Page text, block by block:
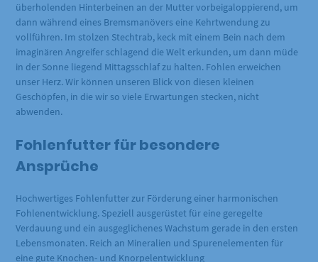
überholenden Hinterbeinen an der Mutter vorbeigaloppierend, um
dann während eines Bremsmanövers eine Kehrtwendung zu
vollführen. Im stolzen Stechtrab, keck mit einem Bein nach dem
imaginären Angreifer schlagend die Welt erkunden, um dann müde
in der Sonne liegend Mittagsschlaf zu halten. Fohlen erweichen
unser Herz. Wir können unseren Blick von diesen kleinen
Geschöpfen, in die wir so viele Erwartungen stecken, nicht
abwenden.
Fohlenfutter für besondere
Ansprüche
Hochwertiges Fohlenfutter zur Förderung einer harmonischen
Fohlenentwicklung. Speziell ausgerüstet für eine geregelte
Verdauung und ein ausgeglichenes Wachstum gerade in den ersten
Lebensmonaten. Reich an Mineralien und Spurenelementen für
eine gute Knochen- und Knorpelentwicklung